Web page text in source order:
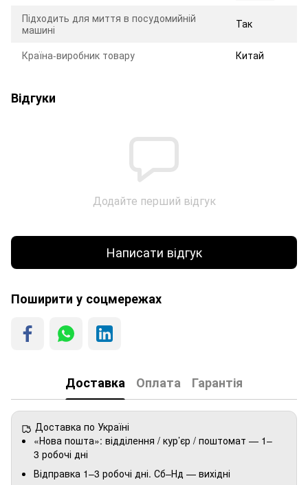
Підходить для миття в посудомийній
машині
Так
Країна-виробник товару Китай
Відгуки
Додайте перший відгук
Написати відгук
Поширити у соцмережах
Доставка Оплата Гарантія
Доставка по Україні
«Нова пошта»: відділення / кур’єр / поштомат — 1–
3 робочі дні
Відправка 1–3 робочі дні. Сб–Нд — вихідні